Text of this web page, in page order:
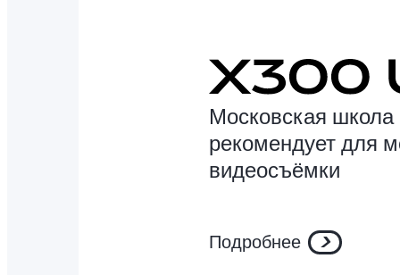
Московская школа
рекомендует для
видеосъёмки
Подробнее